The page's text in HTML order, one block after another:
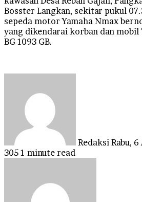
Bosster Langkan, sekitar pukul
sepeda motor Yamaha Nmax
yang dikendarai korban dan mobil
BG 1093 GB.
Redaksi Rabu,
305 1 minute read